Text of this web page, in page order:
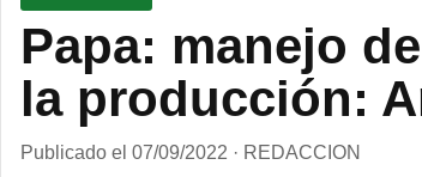
Papa: manejo
la producción:
Publicado el 07/09/2022 · REDACCION